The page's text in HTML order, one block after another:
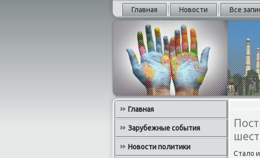
Главная Новости Все
Главная
Зарубежные события
Новости политики
Стало